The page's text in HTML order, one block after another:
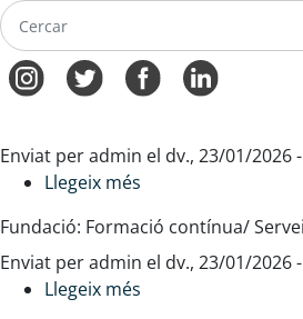
Navegació
principal
Enviat peradmin el dv., 23/01/2026
Llegeix més
alimentària:
Al·lergògens
Fundació: Formació contínua/
Enviat peradmin el dv., 23/01/2026
Llegeix més